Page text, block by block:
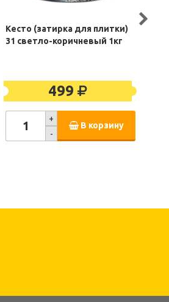
Кесто (затирка для плитки)
31 светло-коричневый 1кг
499
+
-
В корзину